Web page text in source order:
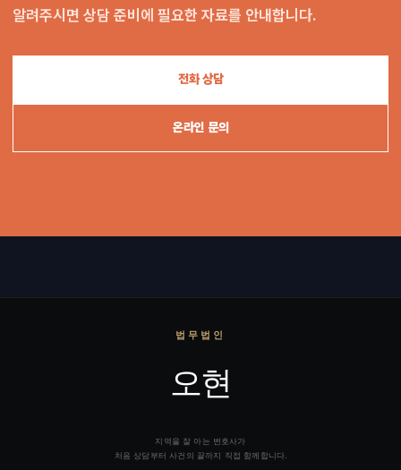
알려주시면 상담 준비에 필요한 자료를 안내합니다.
전화 상담
온라인 문의
법무법인
오현
지역을 잘 아는 변호사가
처음 상담부터 사건의 끝까지 직접 함께합니다.